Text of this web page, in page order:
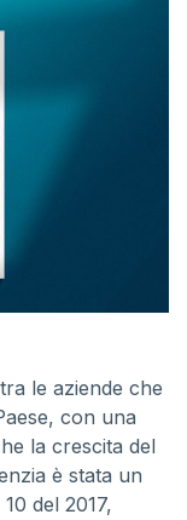
le aziende che
con una
la crescita del
è stata un
del 2017,